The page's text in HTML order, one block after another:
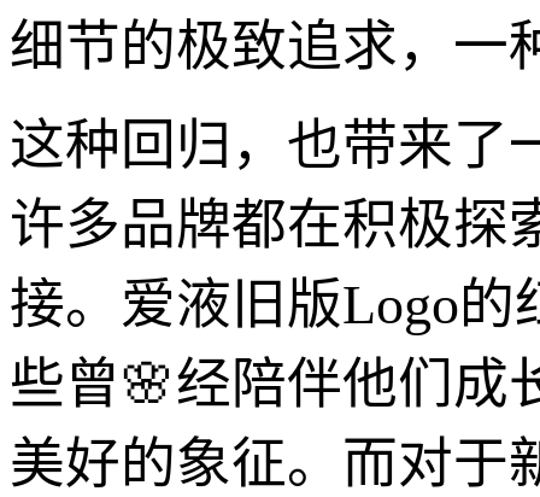
细节的极致追求，一
这种回归，也带来了
许多品牌都在积极探
接。爱液旧版Logo
些曾🌸经陪伴他们成
美好的象征。而对于